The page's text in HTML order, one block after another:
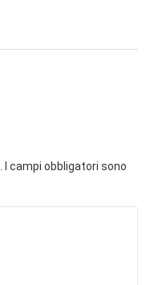
I campi obbligatori sono